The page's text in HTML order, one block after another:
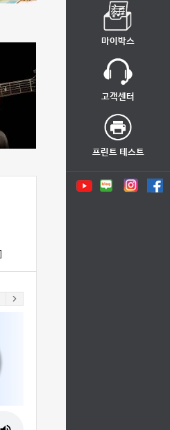
마이박스
고객센터
프린트 테스트